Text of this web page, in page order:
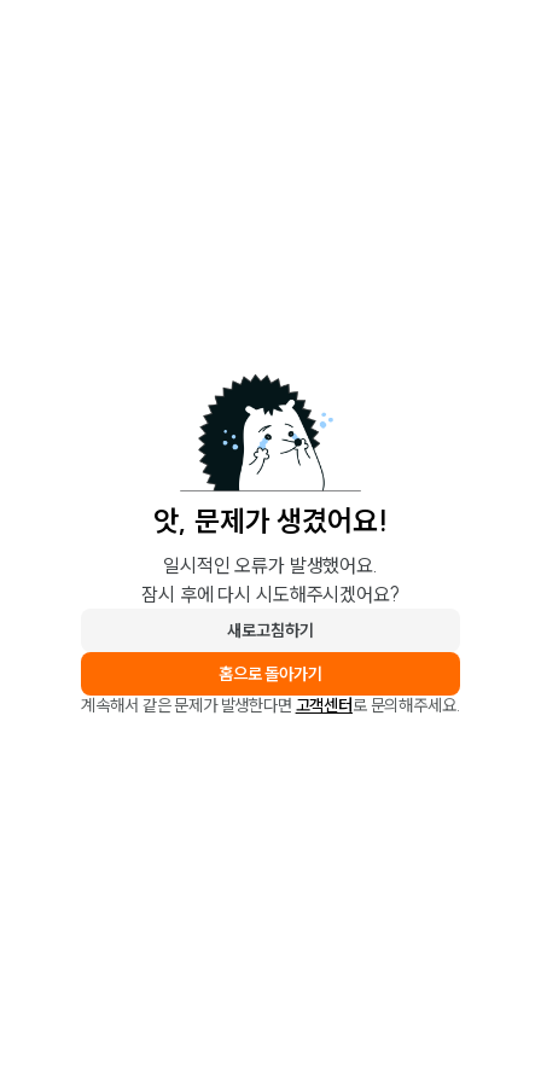
앗, 문제가 생겼어요!
일시적인 오류가 발생했어요.
잠시 후에 다시 시도해주시겠어요?
새로고침하기
홈으로 돌아가기
계속해서 같은 문제가 발생한다면 고객센터로 문의해주세요.